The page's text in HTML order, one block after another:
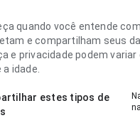
quando você entende
e compartilham seus
e privacidade podem variar
idade.
estes tipos de